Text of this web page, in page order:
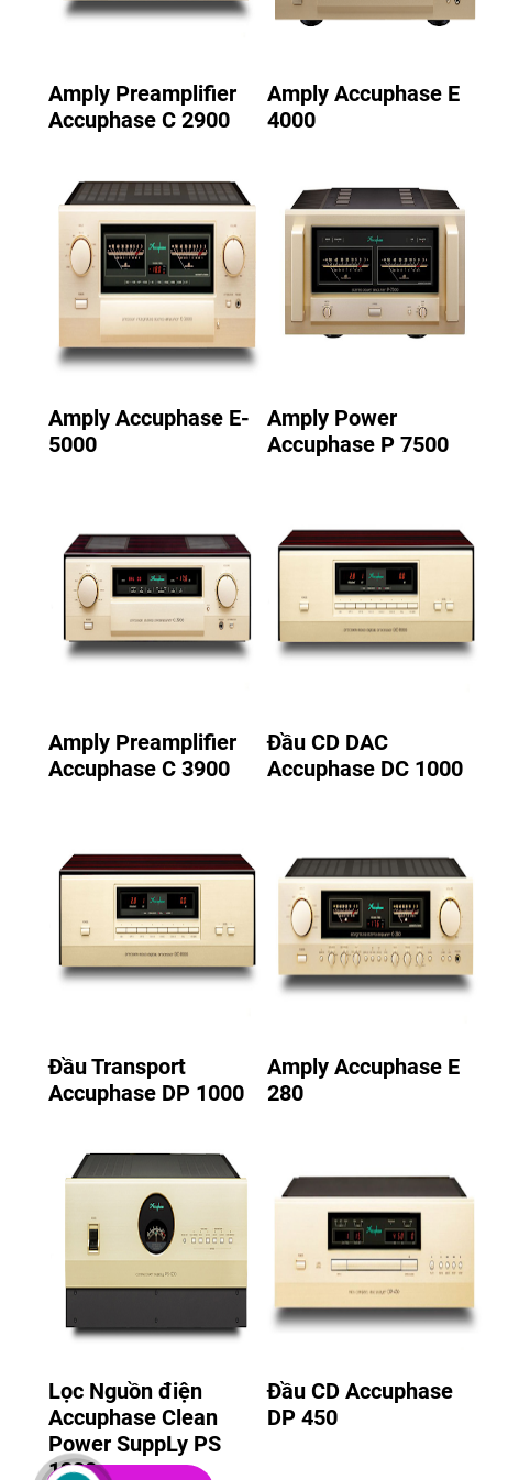
Amply Preamplifier
Accuphase C 2900
Amply Accuphase E
4000
Amply Accuphase E-
5000
Amply Power
Accuphase P 7500
Amply Preamplifier
Accuphase C 3900
Đầu CD DAC
Accuphase DC 1000
Đầu Transport
Accuphase DP 1000
Amply Accuphase E
280
Lọc Nguồn điện
Accuphase Clean
Power SuppLy PS
1230
Đầu CD Accuphase
DP 450